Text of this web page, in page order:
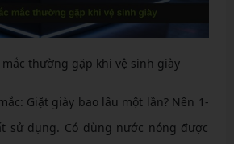
thường gặp khi vệ sinh giày
Giặt giày bao lâu một lần? Nên 1-
sử dụng. Có dùng nước nóng được